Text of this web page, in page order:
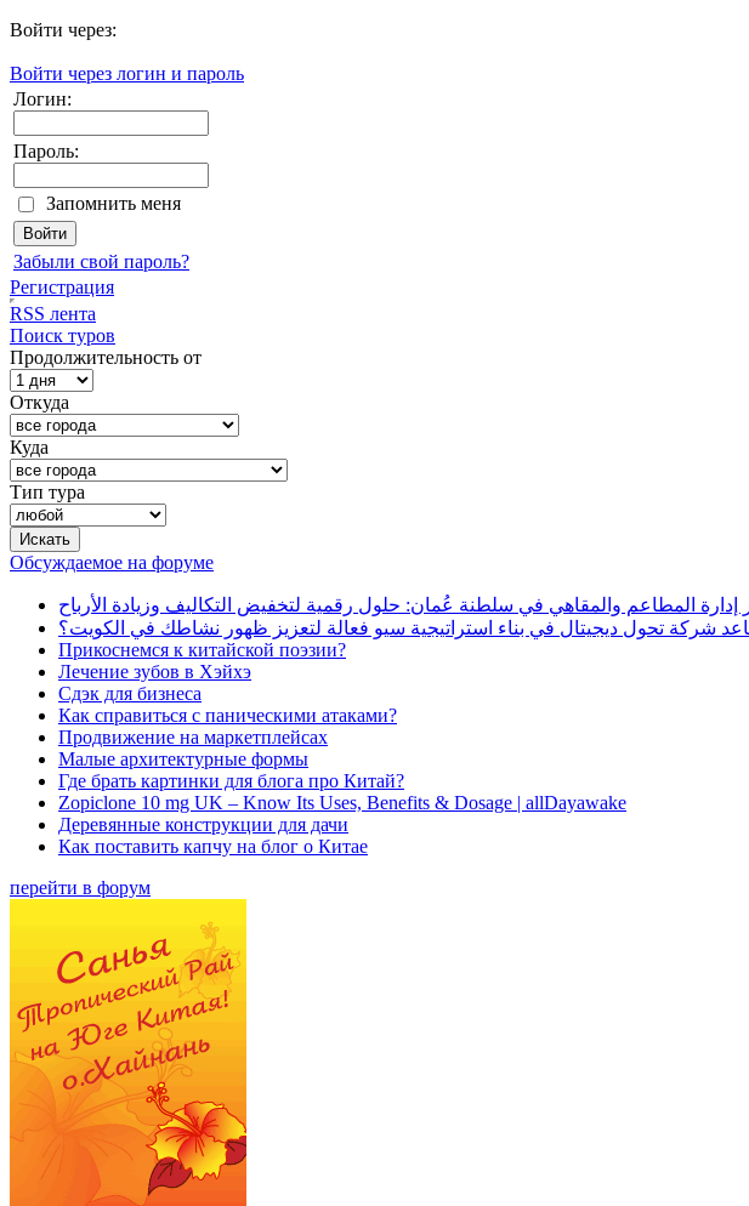
Войти через:
Войти через логин и пароль
Логин:
Пароль:
Запомнить меня
Забыли свой пароль?
Регистрация
RSS лента
Поиск туров
Продолжительность от
Откуда
Куда
Тип тура
Обсуждаемое на форуме
إدارة المطاعم والمقاهي في سلطنة عُمان: حلول رقمية لتخفيض التكاليف وزيادة الأرباح
شركة تحول ديجيتال في بناء استراتيجية سيو فعالة لتعزيز ظهور نشاطك في الكويت؟
Прикоснемся к китайской поэзии?
Лечение зубов в Хэйхэ
Сдэк для бизнеса
Как справиться с паническими атаками?
Продвижение на маркетплейсах
Малые архитектурные формы
Где брать картинки для блога про Китай?
Zopiclone 10 mg UK – Know Its Uses, Benefits & Dosage | allDayawake
Деревянные конструкции для дачи
Как поставить капчу на блог о Китае
перейти в форум